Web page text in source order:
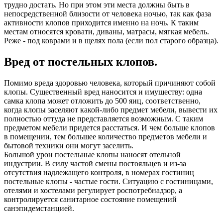
трудно достать. Но при этом эти места должны быть в
непосредственной близости от человека ночью, так как фаза
активности клопов приходится именно на ночь. К таким
местам относятся кровати, диваны, матрасы, мягкая мебель.
Реже - под коврами и в щелях пола (если пол старого образца).
Вред от постельных клопов.
Помимо вреда здоровью человека, который причиняют собой
клопы. Существенный вред наносится и имуществу: одна
самка клопа может отложить до 500 яиц, соответственно,
когда клопы заселяют какой-либо предмет мебели, вывести их
полностью оттуда не представляется возможным. С таким
предметом мебели придется расстаться. И чем больше клопов
в помещении, тем большее количество предметов мебели и
бытовой техники они могут заселить.
Большой урон постельные клопы наносят отельной
индустрии. В силу частой смены постояльцев и из-за
отсутствия надлежащего контроля, в номерах гостиниц
постельные клопы - частые гости. Ситуацию с гостиницами,
отелями и хостелами регулирует роспотребнадзор, а
контролируется санитарное состояние помещений
санэпидемстанцией.